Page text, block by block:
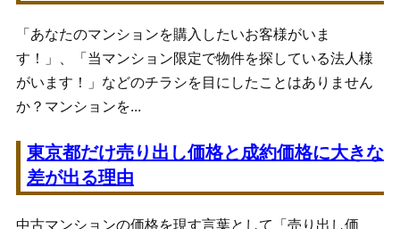
「あなたのマンションを購入したいお客様がいま
す！」、「当マンション限定で物件を探している法人様
がいます！」などのチラシを目にしたことはありません
か？マンションを...
東京都だけ売り出し価格と成約価格に大きな
差が出る理由
中古マンションの価格を現す言葉として「売り出し価